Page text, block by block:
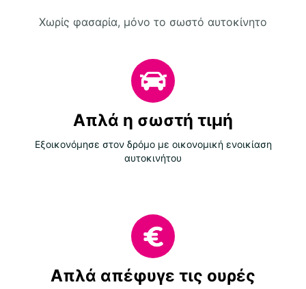
Χωρίς φασαρία, μόνο το σωστό αυτοκίνητο
Απλά η σωστή τιμή
Εξοικονόμησε στον δρόμο με οικονομική ενοικίαση
αυτοκινήτου
Απλά απέφυγε τις ουρές